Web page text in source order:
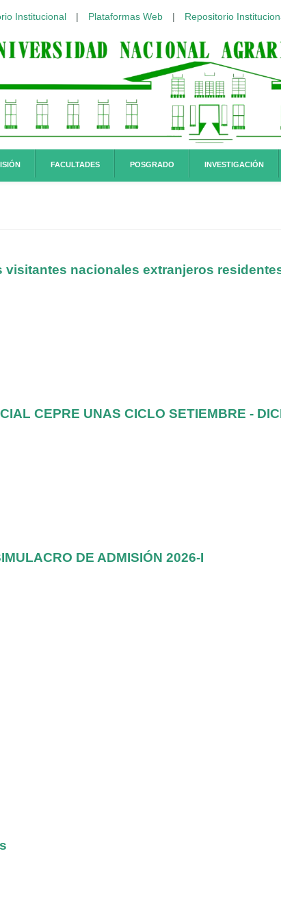
Institucional | Plataformas Web | Repositorio
FACULTADES POSGRADO INVESTIGACIÓN
nacionales extranjeros
CEPRE UNAS CICLO SETIEMBRE -
DE ADMISIÓN 2026-I